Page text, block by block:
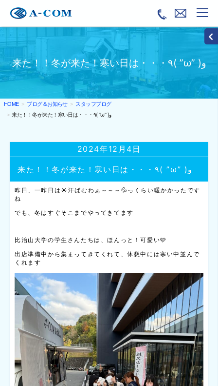
来た！！冬が来た！寒い日は・・・٩( ”ω” )و
HOME ブログ＆お知らせ
スタッフブログ
来た！！冬が来た！寒い日は・・・٩( ”ω” )و
来た！！冬が来た！寒い日は・・・٩( ”ω” )و
2024年12月4日
昨日、一昨日は☀汗ばむわぁ～～～💦っくらい暖かかったです
ね
でも、冬はすぐそこまでやってきてます
比治山大学の学生さんたちは、ほんっと！可愛い🩷
出店準備中から集まってきてくれて、休憩中には寒い中並んで
くれます